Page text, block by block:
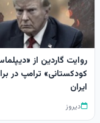
روایت گاردین از
کودکستانی» ترامپ در
ایران
دیروز